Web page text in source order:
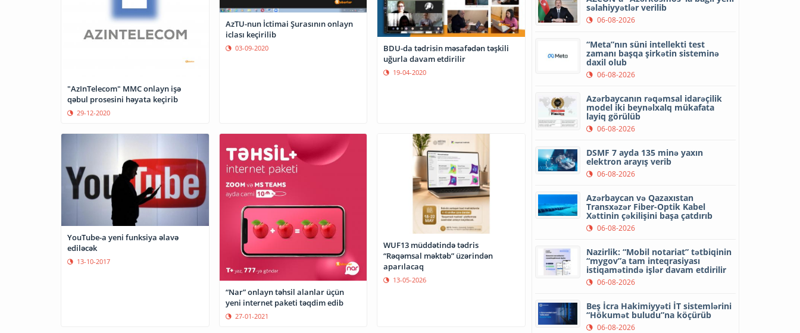
"AzInTelecom" MMC onlayn işə
qəbul prosesini həyata keçirib
29-12-2020
AzTU-nun İctimai Şurasının onlayn
iclası keçirilib
03-09-2020
BDU-da tədrisin məsafədən təşkili
uğurla davam etdirilir
19-04-2020
YouTube-a yeni funksiya əlavə
ediləcək
13-10-2017
“Nar” onlayn təhsil alanlar üçün
yeni internet paketi təqdim edib
27-01-2021
WUF13 müddətində tədris
“Rəqəmsal məktəb” üzərindən
aparılacaq
13-05-2026
səlahiyyətlər verilib
06-08-2026
“Meta”nın süni intellekti test
zamanı başqa şirkətin sisteminə
daxil olub
06-08-2026
Azərbaycanın rəqəmsal idarəçilik
model iki beynəlxalq mükafata
layiq görülüb
06-08-2026
DSMF 7 ayda 135 minə yaxın
elektron arayış verib
06-08-2026
Azərbaycan və Qazaxıstan
Transxəzər Fiber-Optik Kabel
Xəttinin çəkilişini başa çatdırıb
06-08-2026
Nazirlik: “Mobil notariat” tətbiqinin
“mygov”a tam inteqrasiyası
istiqamətində işlər davam etdirilir
06-08-2026
Beş İcra Hakimiyyəti İT sistemlərini
“Hökumət buludu”na köçürüb
06-08-2026